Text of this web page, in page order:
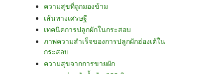
ความสุขที่ถูกมองข้าม
เส้นทางเศรษฐี
เทคนิคการปลูกผักในกระสอบ
ภาพความสำเร็จของการปลูกผักฮ่องเต้ใน
กระสอบ
ความสุขจากการขายผัก